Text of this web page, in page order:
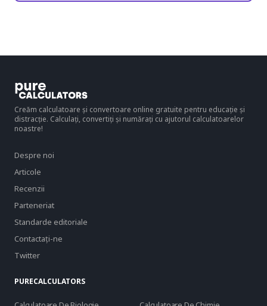
Creăm calculatoare și convertoare online gratuite pentru educație și
distracție. Calculați, convertiți și numărați cu ajutorul calculatoarelor
noastre!
Despre noi
Articole
Recenzii
Parteneriat
Standarde editoriale
Contactaţi-ne
Twitter
PURECALCULATORS